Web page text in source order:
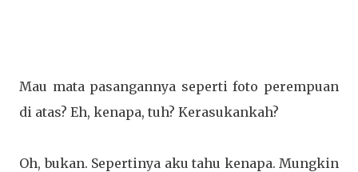
Mau mata pasangannya seperti foto perempuan
di atas? Eh, kenapa, tuh? Kerasukankah?
Oh, bukan. Sepertinya aku tahu kenapa. Mungkin